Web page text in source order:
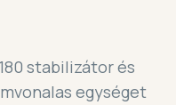
stabilizátor és
egységet